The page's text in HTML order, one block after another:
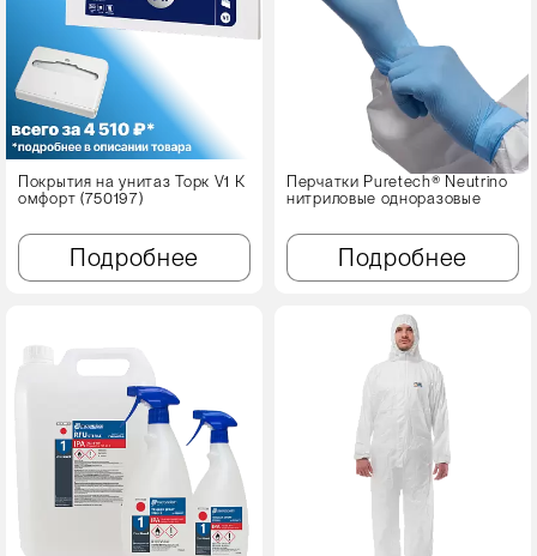
Покрытия на унитаз Торк V1 К
омфорт (750197)
Подробнее
Перчатки Puretech® Neutrino
нитриловые одноразовые
Подробнее